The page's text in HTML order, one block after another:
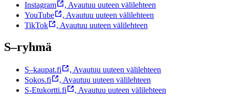
Instagram
, Avautuu uuteen välilehteen
YouTube
, Avautuu uuteen välilehteen
TikTok
, Avautuu uuteen välilehteen
S–ryhmä
S–kaupat.fi , Avautuu uuteen välilehteen
Sokos.fi
, Avautuu uuteen välilehteen
S-Etukortti.fi
, Avautuu uuteen välilehteen